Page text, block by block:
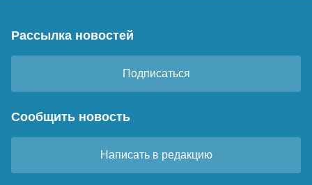
Рассылка новостей
Подписаться
Сообщить новость
Написать в редакцию